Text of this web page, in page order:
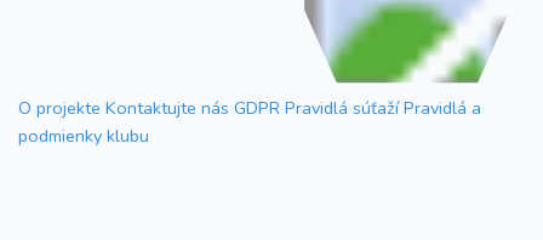
O projekte Kontaktujte nás GDPR Pravidlá súťaží Pravidlá a
podmienky klubu